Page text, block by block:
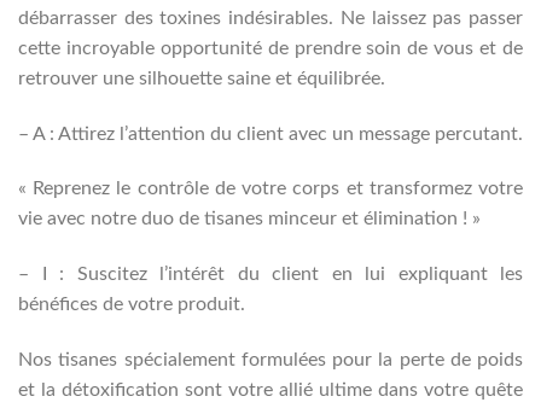
débarrasser des toxines indésirables. Ne laissez pas passer
cette incroyable opportunité de prendre soin de vous et de
retrouver une silhouette saine et équilibrée.
– A : Attirez l’attention du client avec un message percutant.
« Reprenez le contrôle de votre corps et transformez votre
vie avec notre duo de tisanes minceur et élimination ! »
– I : Suscitez l’intérêt du client en lui expliquant les
bénéfices de votre produit.
Nos tisanes spécialement formulées pour la perte de poids
et la détoxification sont votre allié ultime dans votre quête